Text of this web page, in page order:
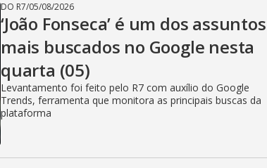
DO R7/05/08/2026
‘João Fonseca’ é um dos assuntos
mais buscados no Google nesta
quarta (05)
Levantamento foi feito pelo R7 com auxílio do Google
Trends, ferramenta que monitora as principais buscas da
plataforma